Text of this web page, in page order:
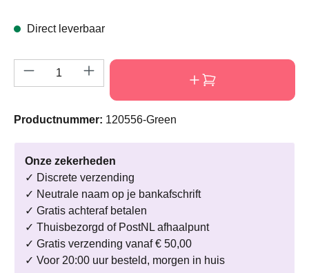
Direct leverbaar
Producthoeveelheid: Voer de gewenste
Productnummer: 120556-Green
Onze zekerheden
✓ Discrete verzending
✓ Neutrale naam op je bankafschrift
✓ Gratis achteraf betalen
✓ Thuisbezorgd of PostNL afhaalpunt
✓ Gratis verzending vanaf € 50,00
✓ Voor 20:00 uur besteld, morgen in huis